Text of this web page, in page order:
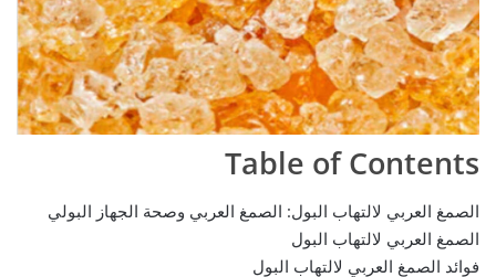
Table of Contents
الصمغ العربي لالتهاب البول: الصمغ العربي وصحة الجهاز البولي
الصمغ العربي لالتهاب البول
فوائد الصمغ العربي لالتهاب البول